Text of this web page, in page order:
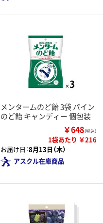
メンタームのど飴 3袋 パイン
のど飴 キャンディー 個包装
￥648（税込）
1袋あたり ￥216
お届け日：8月13日（木）
アスクル在庫商品